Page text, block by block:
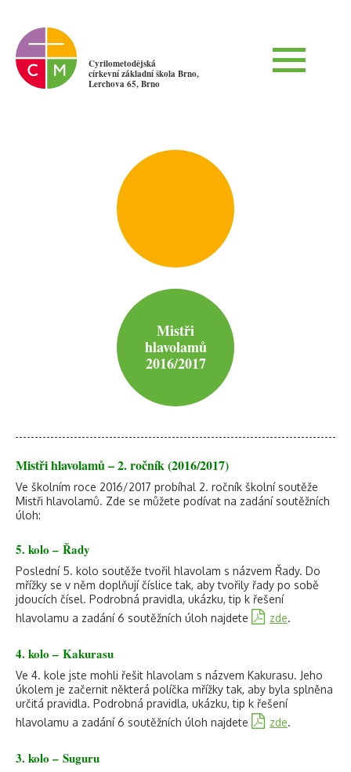
Cyrilometodějská
církevní základní škola Brno,
Lerchova 65, Brno
Mistři
hlavolamů
2016/2017
Mistři hlavolamů – 2. ročník (2016/2017)
Ve školním roce 2016/2017 probíhal 2. ročník školní soutěže
Mistři hlavolamů. Zde se můžete podívat na zadání soutěžních
úloh:
5. kolo – Řady
Poslední 5. kolo soutěže tvořil hlavolam s názvem Řady. Do
mřížky se v něm doplňují číslice tak, aby tvořily řady po sobě
jdoucích čísel. Podrobná pravidla, ukázku, tip k řešení
hlavolamu a zadání 6 soutěžních úloh najdete
zde.
4. kolo – Kakurasu
Ve 4. kole jste mohli řešit hlavolam s názvem Kakurasu. Jeho
úkolem je začernit některá políčka mřížky tak, aby byla splněna
určitá pravidla. Podrobná pravidla, ukázku, tip k řešení
hlavolamu a zadání 6 soutěžních úloh najdete
zde.
3. kolo – Suguru